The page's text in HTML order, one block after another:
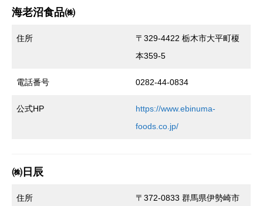
海老沼食品㈱
住所
〒329-4422 栃木市大平町榎
本359-5
電話番号 0282-44-0834
公式HP
https://www.ebinuma-
foods.co.jp/
㈱日辰
住所
〒372-0833 群馬県伊勢崎市